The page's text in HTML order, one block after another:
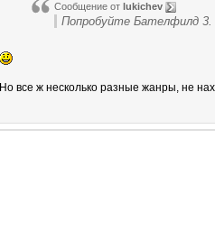
Сообщение от lukichev
Попробуйте Бателфилд
Но все ж несколько разные жанры, не